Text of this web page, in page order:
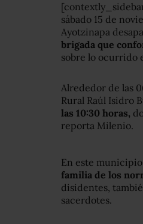
sábado 15 de
Ayotzinapa
brigada que
sobre lo ocurrido
Alrededor de las
Rural Raúl Isidro
las 10:30 horas,
reporta Milenio.
En este
familia de los
disidentes,
sacerdotes.